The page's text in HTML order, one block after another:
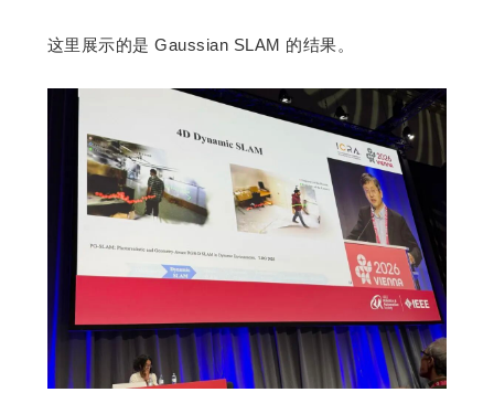
这里展示的是 Gaussian SLAM 的结果。